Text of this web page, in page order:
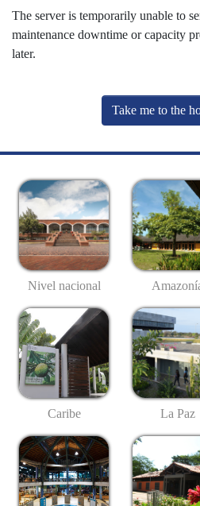
The server is temporarily unable to
maintenance downtime or capacity
later.
Take me to the
Nivel nacional
Caribe La Paz